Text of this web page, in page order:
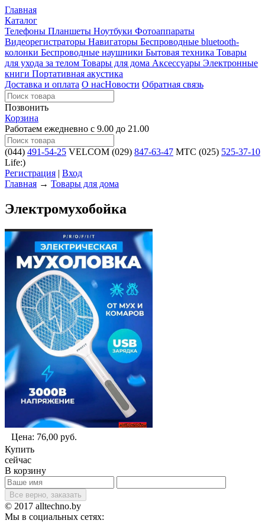
Главная
Каталог
Телефоны Планшеты Ноутбуки Фотоаппараты
Видеорегистраторы Навигаторы Беспроводные bluetooth-
колонки Беспроводные наушники Бытовая техника Товары
для ухода за телом Товары для дома Аксессуары Электронные
книги Портативная акустика
Доставка и оплата О насНовости Обратная связь
Позвонить
Корзина
Работаем ежедневно с 9.00 до 21.00
(044) 491-54-25 VELCOM (029) 847-63-47 MTC (025) 525-37-10
Life:)
Регистрация | Вход
Главная → Товары для дома
Электромухобойка
Цена: 76,00 руб.
Купить
сейчас
В корзину
Все верно, заказать
© 2017 alltechno.by
Мы в социальных сетях: